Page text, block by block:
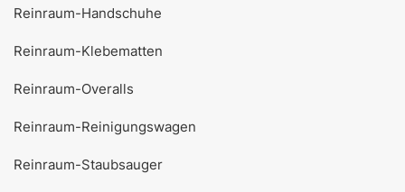
Reinraum-Handschuhe
Reinraum-Klebematten
Reinraum-Overalls
Reinraum-Reinigungswagen
Reinraum-Staubsauger